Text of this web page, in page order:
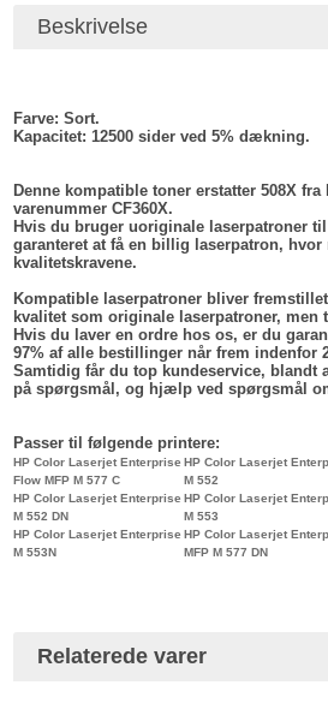
Beskrivelse
Farve: Sort.
Kapacitet: 12500 sider ved 5% dækning.
Denne kompatible toner erstatter 508X fra
varenummer CF360X.
Hvis du bruger uoriginale laserpatroner
garanteret at få en billig laserpatron,
kvalitetskravene.
Kompatible laserpatroner bliver
kvalitet som originale laserpatroner, men
Hvis du laver en ordre hos os, er du
97% af alle bestillinger når frem indenfor
Samtidig får du top kundeservice, blandt
på spørgsmål, og hjælp ved spørgsmål
Passer til følgende printere:
HP Color Laserjet Enterprise
Flow MFP M 577 C
HP Color Laserjet
M 552
HP Color Laserjet Enterprise
M 552 DN
HP Color Laserjet
M 553
HP Color Laserjet Enterprise
M 553N
HP Color Laserjet
MFP M 577 DN
Relaterede varer